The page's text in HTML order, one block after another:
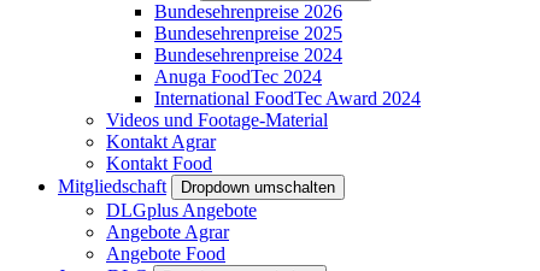
Bundesehrenpreise 2026
Bundesehrenpreise 2025
Bundesehrenpreise 2024
Anuga FoodTec 2024
International FoodTec Award 2024
Videos und Footage-Material
Kontakt Agrar
Kontakt Food
Mitgliedschaft
Dropdown umschalten
DLGplus Angebote
Angebote Agrar
Angebote Food